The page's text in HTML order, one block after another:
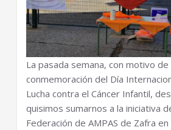
La pasada semana, con motivo de
conmemoración del Día
Lucha contra el Cáncer Infantil,
quisimos sumarnos a la iniciativa
Federación de AMPAS de Zafra en